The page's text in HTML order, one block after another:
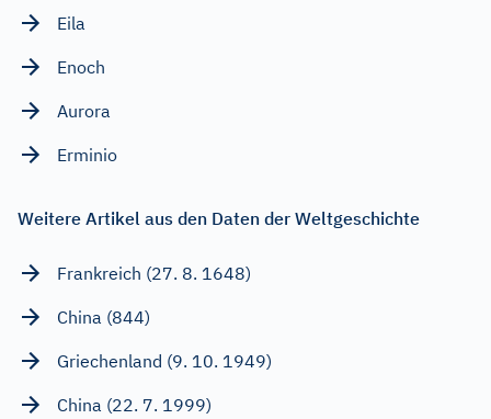
Eila
Enoch
Aurora
Erminio
Weitere Artikel aus den Daten der Weltgeschichte
Frankreich (27. 8. 1648)
China (844)
Griechenland (9. 10. 1949)
China (22. 7. 1999)